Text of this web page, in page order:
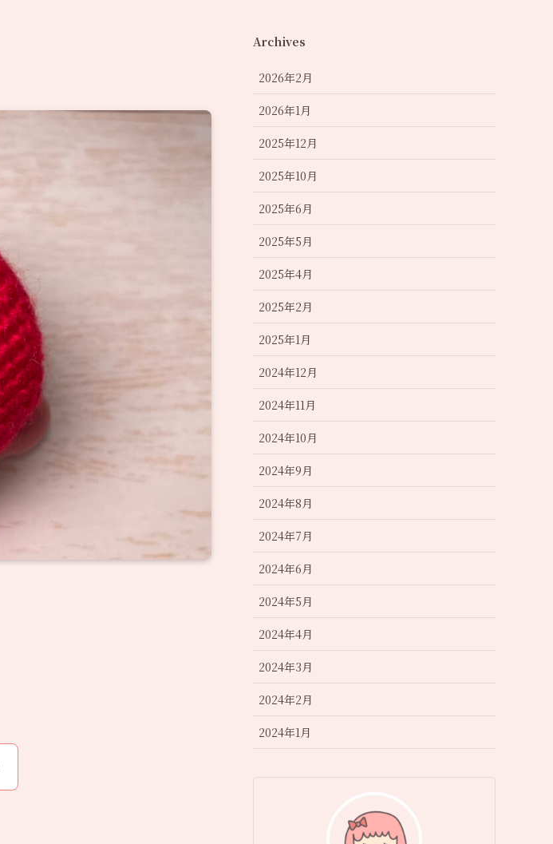
Archives
2026年2月
2026年1月
2025年12月
2025年10月
2025年6月
2025年5月
2025年4月
2025年2月
2025年1月
2024年12月
2024年11月
2024年10月
2024年9月
2024年8月
2024年7月
2024年6月
2024年5月
2024年4月
2024年3月
2024年2月
2024年1月